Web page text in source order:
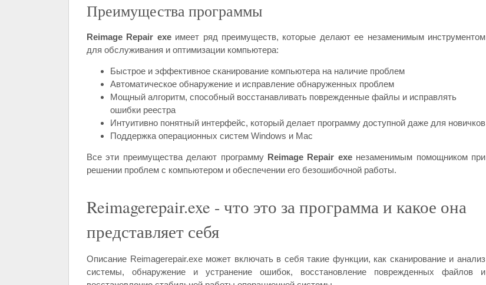
Преимущества программы
Reimage Repair exeимеет ряд преимуществ, которые делают ее незаменимым инструментом
для обслуживания и оптимизации компьютера:
Быстрое и эффективное сканирование компьютера на наличие проблем
Автоматическое обнаружение и исправление обнаруженных проблем
Мощный алгоритм, способный восстанавливать поврежденные файлы и исправлять
ошибки реестра
Интуитивно понятный интерфейс, который делает программу доступной даже для новичков
Поддержка операционных систем Windows и Mac
Все эти преимущества делают программу Reimage Repair exeнезаменимым помощником при
решении проблем с компьютером и обеспечении его безошибочной работы.
Reimagerepair.exe - что это за программа и какое она
представляет себя
Описание Reimagerepair.exe может включать в себя такие функции, как сканирование и анализ
системы, обнаружение и устранение ошибок, восстановление поврежденных файлов и